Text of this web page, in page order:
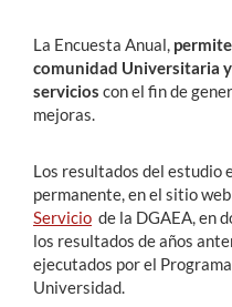
La Encuesta Anual,
comunidad Universitaria
servicios con el fin de
mejoras.
Los resultados del estudio
permanente, en el sitio
Servicio de la DGAEA, en
los resultados de años
ejecutados por el
Universidad.